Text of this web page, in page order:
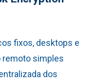
fixos, desktops e
remoto simples
dos